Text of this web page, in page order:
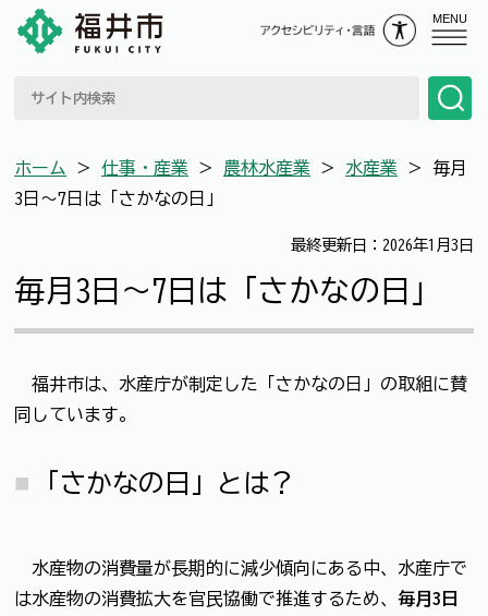
MENU
ホーム ＞ 仕事・産業 ＞ 農林水産業 ＞ 水産業 ＞ 毎月
3日～7日は「さかなの日」
最終更新日：2026年1月3日
毎月3日～7日は「さかなの日」
福井市は、水産庁が制定した「さかなの日」の取組に賛
同しています。
「さかなの日」とは？
水産物の消費量が長期的に減少傾向にある中、水産庁で
は水産物の消費拡大を官民協働で推進するため、 毎月3日